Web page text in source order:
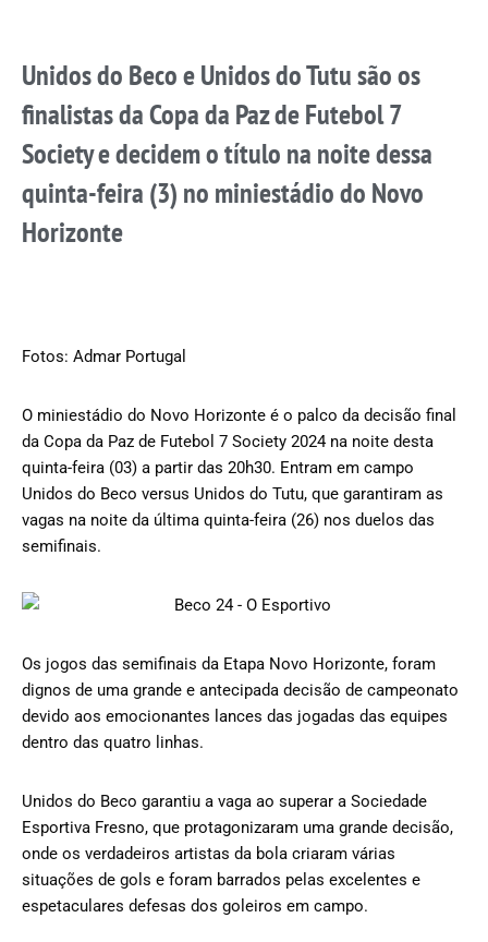
Unidos do Beco e Unidos do Tutu são os
finalistas da Copa da Paz de Futebol 7
Society e decidem o título na noite dessa
quinta-feira (3) no miniestádio do Novo
Horizonte
Fotos: Admar Portugal
O miniestádio do Novo Horizonte é o palco da decisão final
da Copa da Paz de Futebol 7 Society 2024 na noite desta
quinta-feira (03) a partir das 20h30. Entram em campo
Unidos do Beco versus Unidos do Tutu, que garantiram as
vagas na noite da última quinta-feira (26) nos duelos das
semifinais.
Os jogos das semifinais da Etapa Novo Horizonte, foram
dignos de uma grande e antecipada decisão de campeonato
devido aos emocionantes lances das jogadas das equipes
dentro das quatro linhas.
Unidos do Beco garantiu a vaga ao superar a Sociedade
Esportiva Fresno, que protagonizaram uma grande decisão,
onde os verdadeiros artistas da bola criaram várias
situações de gols e foram barrados pelas excelentes e
espetaculares defesas dos goleiros em campo.